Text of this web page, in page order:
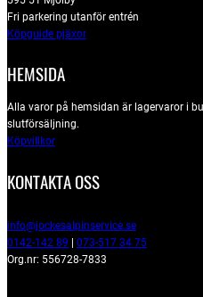
Fri parkering utanför entrén
Köpguide pjäxor
HEMSIDA
Alla varor på hemsidan är lagervaror i
slutförsäljning.
Köpvillkor
KONTAKTA OSS
info@jockesalpinservice.se
0142-142 89 | 073-517 34 75
Org.nr: 556728-7833